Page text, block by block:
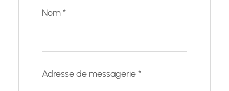
Nom*
Adresse de messagerie*